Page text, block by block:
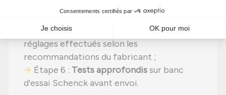
par des composants neufs ;
Étape 5 :Réassemblage
avec des
réglages effectués selon les
recommandations du fabricant ;
Étape 6 : Tests approfondissur banc
d'essai Schenck avant envoi.